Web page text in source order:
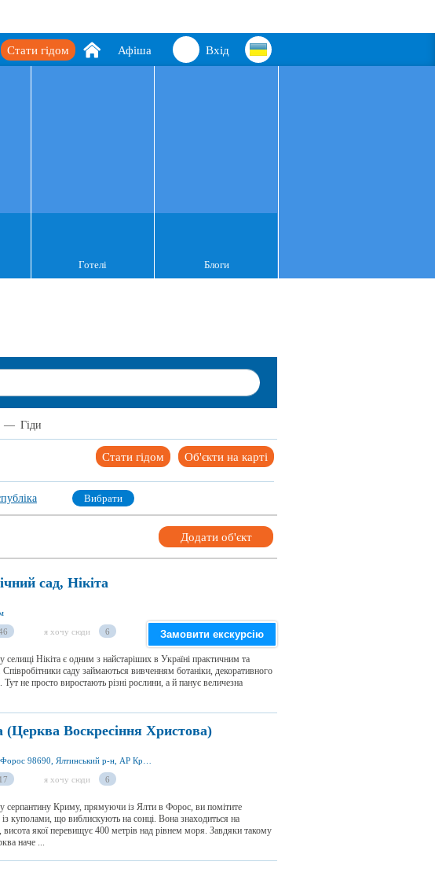
Вхід
Афіша
Стати гідом
Готелі Блоги
— Гіди
Об'єкти на карті
Стати гідом
Вибрати
Додати об'єкт
сад, Нікіта
я хочу сюди 6 Замовити екскурсію
селищі Нікіта є одним з найстаріших в Україні практичним та
саду займаються вивченням ботаніки, декоративного
Тут не просто виростають різні рослини, а й панує величезна
Воскресіння Христова)
17 я хочу сюди 6
серпантину Криму, прямуючи із Ялти в Форос, ви помітите
куполами, що виблискують на сонці. Вона знаходиться на
висота якої перевищує 400 метрів над рівнем моря. Завдяки такому
наче ...